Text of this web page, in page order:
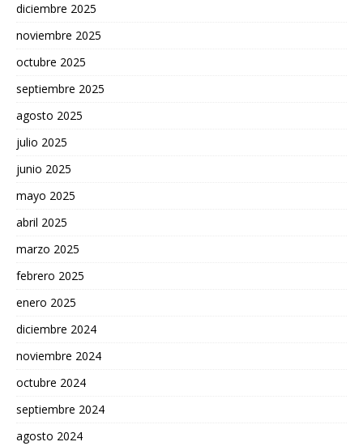
diciembre 2025
noviembre 2025
octubre 2025
septiembre 2025
agosto 2025
julio 2025
junio 2025
mayo 2025
abril 2025
marzo 2025
febrero 2025
enero 2025
diciembre 2024
noviembre 2024
octubre 2024
septiembre 2024
agosto 2024